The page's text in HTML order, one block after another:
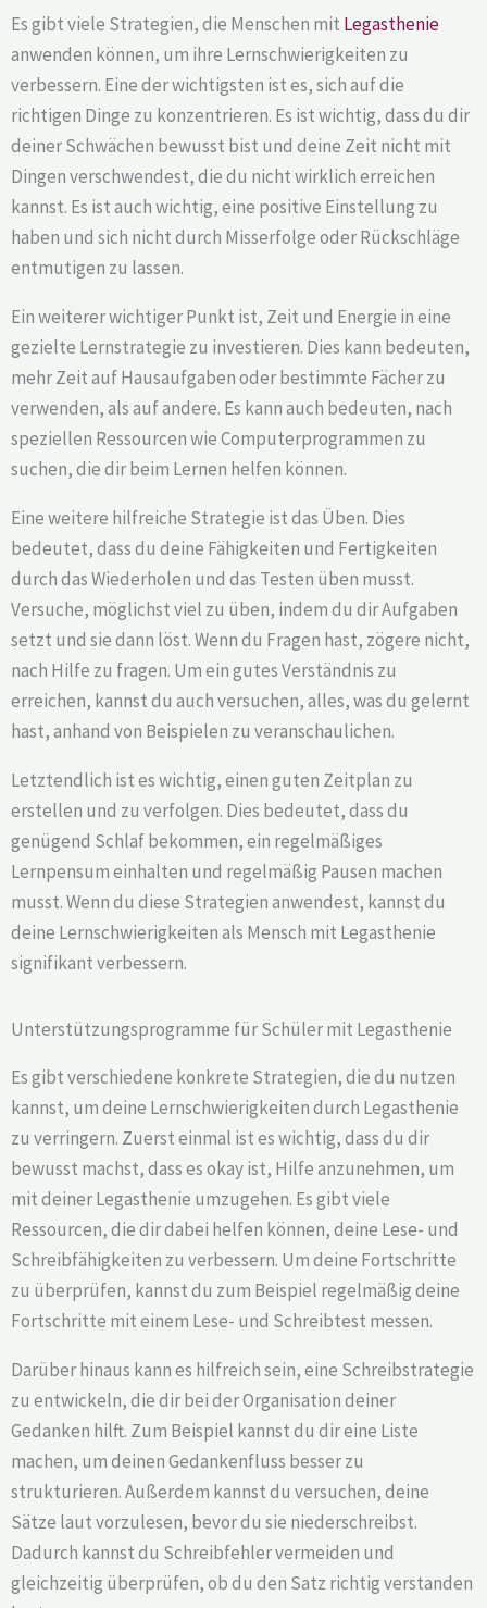
Es gibt viele Strategien, die Menschen mit Legasthenie
anwenden können, um ihre Lernschwierigkeiten zu
verbessern. Eine der wichtigsten ist es, sich auf die
richtigen Dinge zu konzentrieren. Es ist wichtig, dass du dir
deiner Schwächen bewusst bist und deine Zeit nicht mit
Dingen verschwendest, die du nicht wirklich erreichen
kannst. Es ist auch wichtig, eine positive Einstellung zu
haben und sich nicht durch Misserfolge oder Rückschläge
entmutigen zu lassen.
Ein weiterer wichtiger Punkt ist, Zeit und Energie in eine
gezielte Lernstrategie zu investieren. Dies kann bedeuten,
mehr Zeit auf Hausaufgaben oder bestimmte Fächer zu
verwenden, als auf andere. Es kann auch bedeuten, nach
speziellen Ressourcen wie Computerprogrammen zu
suchen, die dir beim Lernen helfen können.
Eine weitere hilfreiche Strategie ist das Üben. Dies
bedeutet, dass du deine Fähigkeiten und Fertigkeiten
durch das Wiederholen und das Testen üben musst.
Versuche, möglichst viel zu üben, indem du dir Aufgaben
setzt und sie dann löst. Wenn du Fragen hast, zögere nicht,
nach Hilfe zu fragen. Um ein gutes Verständnis zu
erreichen, kannst du auch versuchen, alles, was du gelernt
hast, anhand von Beispielen zu veranschaulichen.
Letztendlich ist es wichtig, einen guten Zeitplan zu
erstellen und zu verfolgen. Dies bedeutet, dass du
genügend Schlaf bekommen, ein regelmäßiges
Lernpensum einhalten und regelmäßig Pausen machen
musst. Wenn du diese Strategien anwendest, kannst du
deine Lernschwierigkeiten als Mensch mit Legasthenie
signifikant verbessern.
Unterstützungsprogramme für Schüler mit Legasthenie
Es gibt verschiedene konkrete Strategien, die du nutzen
kannst, um deine Lernschwierigkeiten durch Legasthenie
zu verringern. Zuerst einmal ist es wichtig, dass du dir
bewusst machst, dass es okay ist, Hilfe anzunehmen, um
mit deiner Legasthenie umzugehen. Es gibt viele
Ressourcen, die dir dabei helfen können, deine Lese- und
Schreibfähigkeiten zu verbessern. Um deine Fortschritte
zu überprüfen, kannst du zum Beispiel regelmäßig deine
Fortschritte mit einem Lese- und Schreibtest messen.
Darüber hinaus kann es hilfreich sein, eine Schreibstrategie
zu entwickeln, die dir bei der Organisation deiner
Gedanken hilft. Zum Beispiel kannst du dir eine Liste
machen, um deinen Gedankenfluss besser zu
strukturieren. Außerdem kannst du versuchen, deine
Sätze laut vorzulesen, bevor du sie niederschreibst.
Dadurch kannst du Schreibfehler vermeiden und
gleichzeitig überprüfen, ob du den Satz richtig verstanden